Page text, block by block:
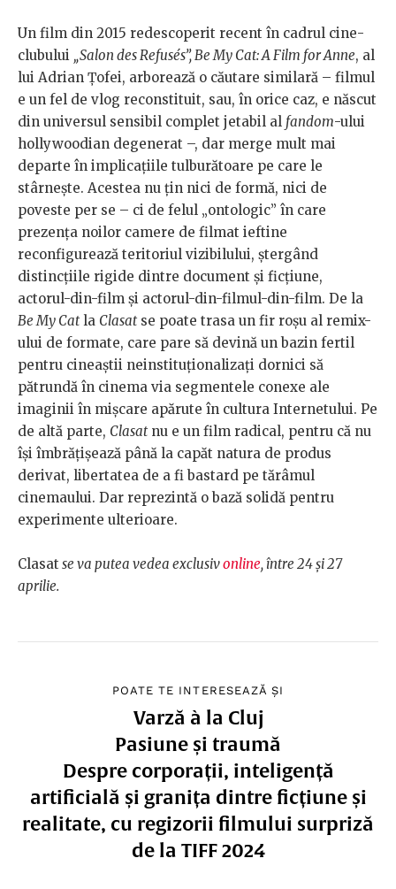
Un film din 2015 redescoperit recent în cadrul cine-
clubului „Salon des Refusés”, Be My Cat: A Film for Anne, al
lui Adrian Țofei, arborează o căutare similară – filmul
e un fel de vlog reconstituit, sau, în orice caz, e născut
din universul sensibil complet jetabil al fandom-ului
hollywoodian degenerat –, dar merge mult mai
departe în implicațiile tulburătoare pe care le
stârnește. Acestea nu țin nici de formă, nici de
poveste per se – ci de felul „ontologic” în care
prezența noilor camere de filmat ieftine
reconfigurează teritoriul vizibilului, ștergând
distincțiile rigide dintre document și ficțiune,
actorul-din-film și actorul-din-filmul-din-film. De la
Be My Catla Clasatse poate trasa un fir roșu al remix-
ului de formate, care pare să devină un bazin fertil
pentru cineaștii neinstituționalizați dornici să
pătrundă în cinema via segmentele conexe ale
imaginii în mișcare apărute în cultura Internetului. Pe
de altă parte, Clasatnu e un film radical, pentru că nu
își îmbrățișează până la capăt natura de produs
derivat, libertatea de a fi bastard pe tărâmul
cinemaului. Dar reprezintă o bază solidă pentru
experimente ulterioare.
Clasat se va putea vedea exclusivonline, între 24 și 27
aprilie.
POATE TE INTERESEAZĂ ȘI
Varză à la Cluj
Pasiune și traumă
Despre corporații, inteligență
artificială și granița dintre ficțiune și
realitate, cu regizorii filmului surpriză
de la TIFF 2024